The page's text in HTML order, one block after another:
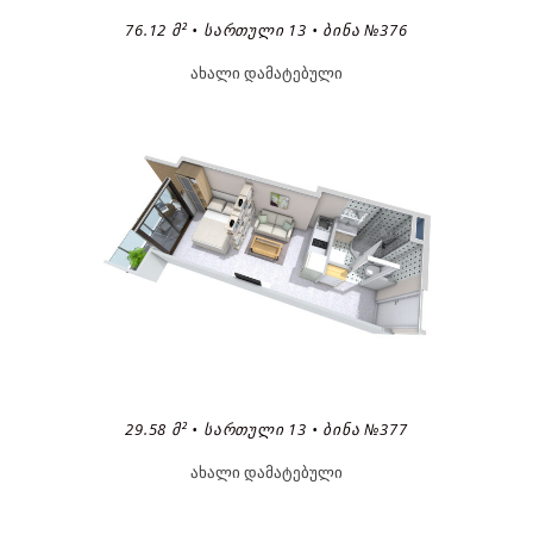
76.12 Მ² • ᲡᲐᲠᲗᲣᲚᲘ 13 • ᲑᲘᲜᲐ №376
ახალი დამატებული
29.58 Მ² • ᲡᲐᲠᲗᲣᲚᲘ 13 • ᲑᲘᲜᲐ №377
ახალი დამატებული